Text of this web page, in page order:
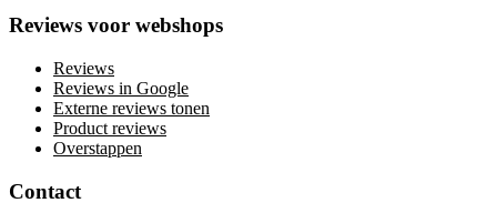
Reviews voor webshops
Reviews
Reviews in Google
Externe reviews tonen
Product reviews
Overstappen
Contact